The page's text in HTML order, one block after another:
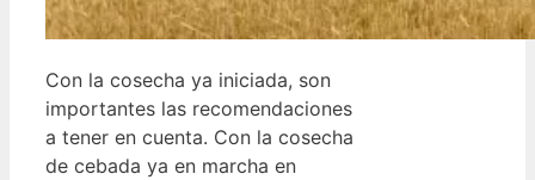
Con la cosecha ya iniciada, son
importantes las recomendaciones
a tener en cuenta. Con la cosecha
de cebada ya en marcha en